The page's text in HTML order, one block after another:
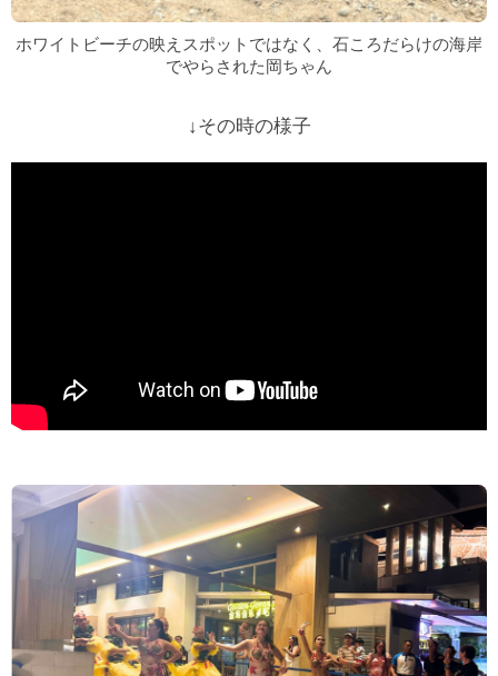
ホワイトビーチの映えスポットではなく、石ころだらけの海岸
でやらされた岡ちゃん
↓その時の様子